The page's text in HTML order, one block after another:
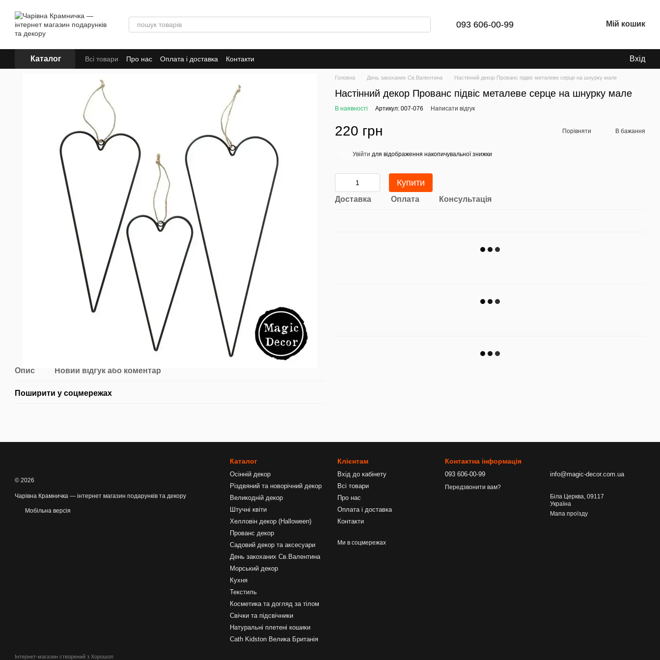
093 606-00-99 Мій кошик
Каталог Всі товари Про нас Оплата і доставка Контакти Вхід
Опис Новий відгук або коментар
Поширити у соцмережах
Головна День закоханих Св.Валентина Настінний декор Прованс підвіс металеве серце на шнурку мале
Настінний декор Прованс підвіс металеве серце на шнурку мале
В наявності Артикул: 007-076 Написати відгук
220 грн Порівняти В бажання
Увійти для відображення накопичувальної знижки
Купити
Доставка Оплата Консультація
© 2026
Чарівна Крамничка — інтернет магазин подарунків та декору
Мобільна версія
Інтернет-магазин створений з Хорошоп
Каталог
Осінній декор
Різдвяний та новорічний декор
Великодній декор
Штучні квіти
Хелловін декор (Halloween)
Прованс декор
Садовий декор та аксесуари
День закоханих Св.Валентина
Морський декор
Кухня
Текстиль
Косметика та догляд за тілом
Свічки та підсвічники
Натуральні плетені кошики
Cath Kidston Велика Британія
Клієнтам
Вхід до кабінету
Всі товари
Про нас
Оплата і доставка
Контакти
Ми в соцмережах
Контактна інформація
093 606-00-99
Передзвонити вам?
info@magic-decor.com.ua
Біла Церква, 09117
Україна
Мапа проїзду